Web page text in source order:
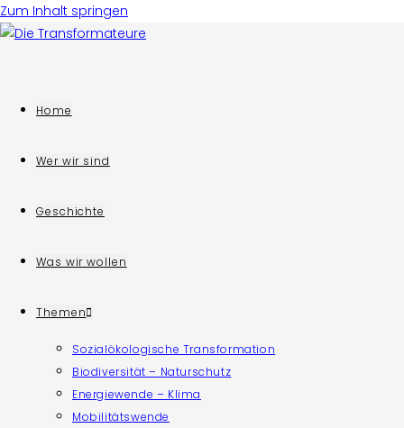
Zum Inhalt springen
Home
Wer wir sind
Geschichte
Was wir wollen
Themen
Sozialökologische Transformation
Biodiversität – Naturschutz
Energiewende – Klima
Mobilitätswende